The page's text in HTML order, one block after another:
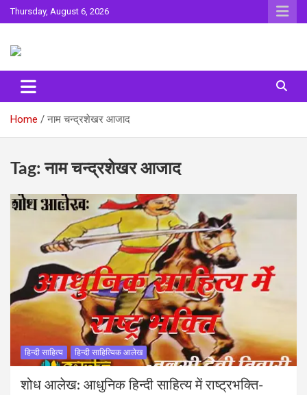
Skip
to
Thursday, August 6, 2026
Surta
Home नाम चन्द्रशेखर आजाद
Tag:नाम चन्द्रशेखर आजाद
हिन्दी साहित्य हिन्दी साहित्यिक आलेख
शोध आलेख: आधुनिक हिन्दी साहित्य में राष्ट्रभक्ति-